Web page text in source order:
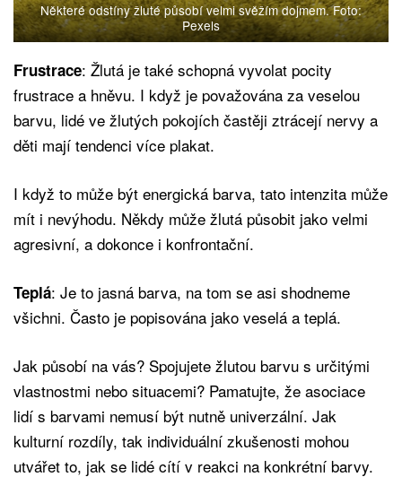
Některé odstíny žluté působí velmi svěžím dojmem. Foto:
Pexels
Frustrace: Žlutá je také schopná vyvolat pocity
frustrace a hněvu. I když je považována za veselou
barvu, lidé ve žlutých pokojích častěji ztrácejí nervy a
děti mají tendenci více plakat.
I když to může být energická barva, tato intenzita může
mít i nevýhodu. Někdy může žlutá působit jako velmi
agresivní, a dokonce i konfrontační.
Teplá: Je to jasná barva, na tom se asi shodneme
všichni. Často je popisována jako veselá a teplá.
Jak působí na vás? Spojujete žlutou barvu s určitými
vlastnostmi nebo situacemi? Pamatujte, že asociace
lidí s barvami nemusí být nutně univerzální. Jak
kulturní rozdíly, tak individuální zkušenosti mohou
utvářet to, jak se lidé cítí v reakci na konkrétní barvy.